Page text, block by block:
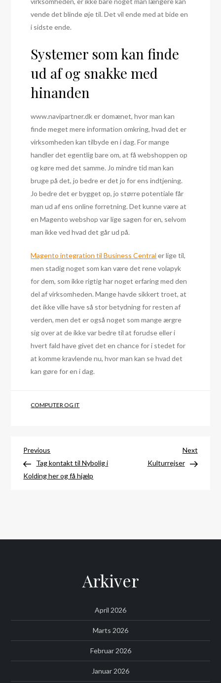
vende det blinde øje til. Det vil ende med at bide en
i sidste ende.
Systemer som kan finde
ud af og snakke med
hinanden
www.navipartner.dk er domænet, hvor man kan
finde meget mere information omkring, hvad det er
virksomheden kan tilbyde en i dag. For mange
handler det egentlig bare om, at få webshoppen op
og køre med det samme. Jo mindre tid man kan
bruge på det, jo bedre er det jo for ens indtjening.
Jo bedre det er bygget op, jo større potentiale får
man ud af ens online forretning. Det kunne være at
en Magento webshop var lige sagen for en, selvom
man ikke ved hvad det går ud på.
Magento integration til Business Central er lige til,
men stadig noget som kan være det rene volapyk
for dem, som ikke rigtig har noget erfaring med den
del af virksomheden. Mange havde sikkert troet, at
det ikke ville have så stor betydning for resten af
verden, men det er også noget som mange ærgre
sig over at de ikke var bedre til at forudse eller i
hvert fald have givet det en chance for i stedet for
at komme kravlende nu, hvor man kan se hvad det
kan gøre for en i dag.
COMPUTER OG IT
Indlægsnavigation
Previous
Post
Previous
Tag kontakt til Nybolig i
Kolding her og få hjælp
Next
Post
Next
Kulturrejser
Arkiver
April 2026
Marts 2026
Februar 2026
Januar 2026